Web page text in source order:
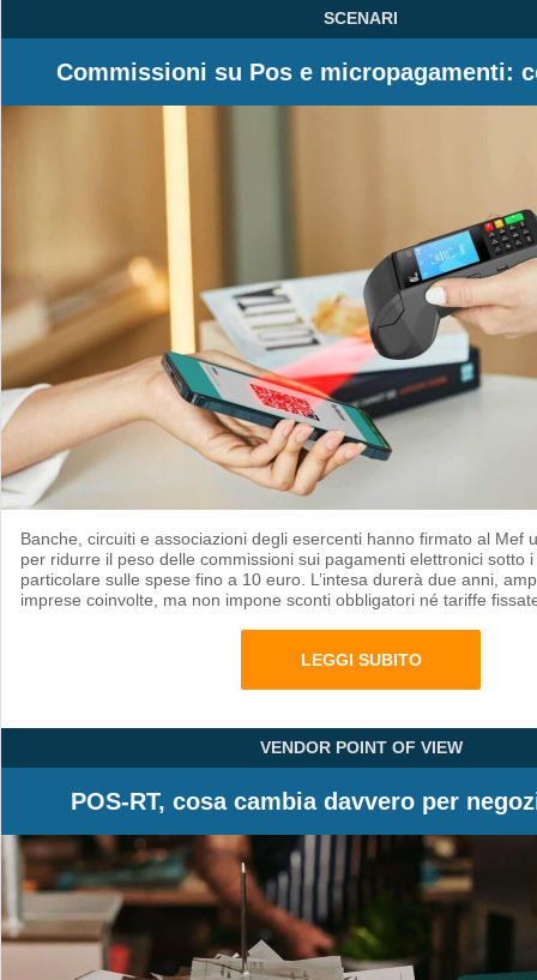
SCENARI
Commissioni su Pos e micropagamenti:
Banche, circuiti e associazioni degli esercenti hanno firmato al Mef
per ridurre il peso delle commissioni sui pagamenti elettronici sotto
particolare sulle spese fino a 10 euro. L’intesa durerà due anni,
imprese coinvolte, ma non impone sconti obbligatori né tariffe
LEGGI SUBITO
VENDOR POINT OF VIEW
POS-RT, cosa cambia davvero per